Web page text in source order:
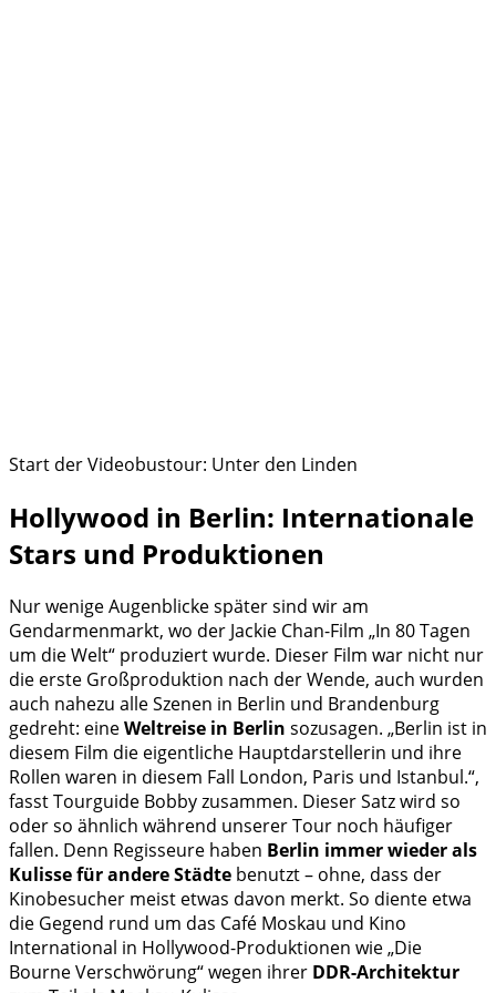
Start der Videobustour: Unter den Linden
Hollywood in Berlin: Internationale
Stars und Produktionen
Nur wenige Augenblicke später sind wir am
Gendarmenmarkt, wo der Jackie Chan-Film „In 80 Tagen
um die Welt“ produziert wurde. Dieser Film war nicht nur
die erste Großproduktion nach der Wende, auch wurden
auch nahezu alle Szenen in Berlin und Brandenburg
gedreht: eineWeltreise in Berlin sozusagen. „Berlin ist in
diesem Film die eigentliche Hauptdarstellerin und ihre
Rollen waren in diesem Fall London, Paris und Istanbul.“,
fasst Tourguide Bobby zusammen. Dieser Satz wird so
oder so ähnlich während unserer Tour noch häufiger
fallen. Denn Regisseure haben Berlin immer wieder als
Kulisse für andere Städte benutzt – ohne, dass der
Kinobesucher meist etwas davon merkt. So diente etwa
die Gegend rund um das Café Moskau und Kino
International in Hollywood-Produktionen wie „Die
Bourne Verschwörung“ wegen ihrer DDR-Architektur